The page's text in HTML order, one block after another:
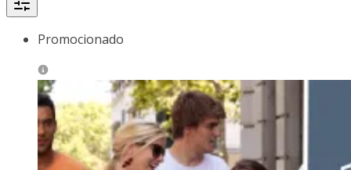
Promocionado